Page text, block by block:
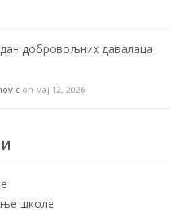
добровољних давалаца
on мај 12, 2026
школе